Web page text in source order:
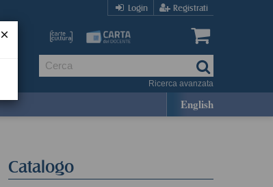
Login Registrati
Ricerca avanzata
English
Catalogo